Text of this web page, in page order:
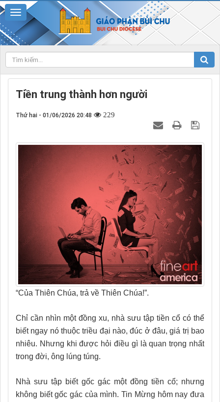
Tiền trung thành hơn người
Thứ hai - 01/06/2026 20:48 229
“Của Thiên Chúa, trả về Thiên Chúa!”.
Chỉ cần nhìn một đồng xu, nhà sưu tập tiền cổ có thể
biết ngay nó thuộc triều đại nào, đúc ở đâu, giá trị bao
nhiêu. Nhưng khi được hỏi điều gì là quan trọng nhất
trong đời, ông lúng túng.
Nhà sưu tập biết gốc gác một đồng tiền cổ; nhưng
không biết gốc gác của mình. Tin Mừng hôm nay đưa